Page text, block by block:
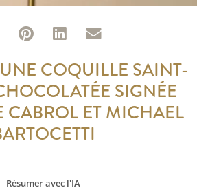
COQUILLE SAINT-
SIGNÉE
ET MICHAEL
Résumer avec l'IA